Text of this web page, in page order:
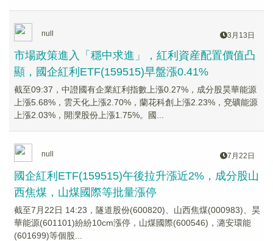
null 3月13日
市場政策進入「穩中求進」，紅利資産配置價值凸
顯，國企紅利ETF(159515)早盤漲0.41%
截至09:37，中證國有企業紅利指數上漲0.27%，成分股昊華能源
上漲5.68%，雲天化上漲2.70%，蘭花科創上漲2.23%，兗礦能源
上漲2.03%，開灤股份上漲1.75%。國...
null 7月22日
國企紅利ETF(159515)午後拉升漲近2%，成分股山
西焦煤，山煤國際等批量漲停
截至7月22日 14:23，隧道股份(600820)、山西焦煤(000983)、昊
華能源(601101)紛紛10cm漲停，山煤國際(600546)，潞安環能
(601699)等個股...